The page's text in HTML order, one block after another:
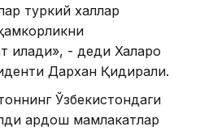
туркий халқлар
- деди Халқаро
Дархан Қидирали.
Ўзбекистондаги
қардош мамлакатлар